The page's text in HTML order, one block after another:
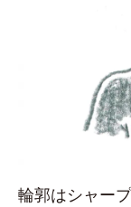
輪郭はシャー